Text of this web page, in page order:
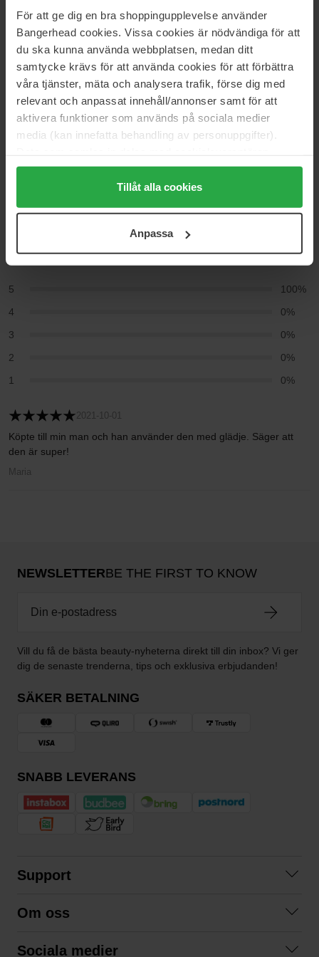
För att ge dig en bra shoppingupplevelse använder
Bangerhead cookies. Vissa cookies är nödvändiga för att
du ska kunna använda webbplatsen, medan ditt
samtycke krävs för att använda cookies för att förbättra
våra tjänster, mäta och analysera trafik, förse dig med
relevant och anpassat innehåll/annonser samt för att
aktivera funktioner som används på sociala medier
media (kan innefatta behandling av personuppgifter).
Genom att trycka på "Tillåt alla cookies" accepterar du
alla cookies, medan du under "Detaljer" kan anpassa
användningen av cookies. Du kan när som helst återkalla
samt vår Integritetspolicy.
Tillåt alla cookies
Anpassa
Startsida
Hudvård
Ansiktsvård
Ansiktskräm
Maximum Hydrator For Men
5
Baserat på 2 recensioner
5
100%
4
0%
3
0%
2
0%
1
0%
2021-10-01
Köpte till min man och han använder den med glädje. Säger att
den är super!
Maria
NEWSLETTERBE THE FIRST TO KNOW
Vill du få de bästa beauty-nyheterna direkt till din inbox? Vi ger
dig de senaste trenderna, tips och exklusiva erbjudanden!
SÄKER BETALNING
SNABB LEVERANS
Support
Köpvillkor
Om oss
Sociala medier